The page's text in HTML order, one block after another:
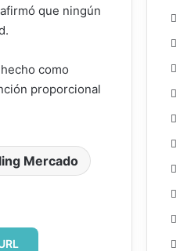
que ningún
como
proporcional
Mercado